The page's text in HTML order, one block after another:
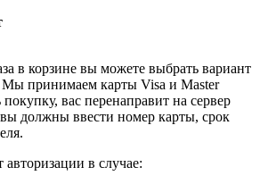
в корзине вы можете выбрать вариант
Мы принимаем карты Visa и Master
вас перенаправит на сервер
должны ввести номер карты, срок
авторизации в случае: